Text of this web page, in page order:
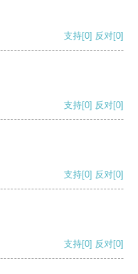
支持[0] 反对[0]
支持[0] 反对[0]
支持[0] 反对[0]
支持[0] 反对[0]